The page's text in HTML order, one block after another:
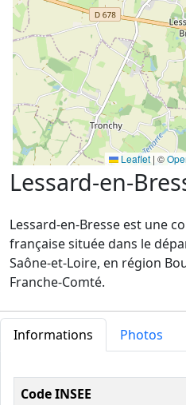
Leaflet | ©
Lessard-en-
Lessard-en-Bresse est une
française située dans le
Saône-et-Loire, en région
Franche-Comté.
Informations Photos
Informations
Code INSEE